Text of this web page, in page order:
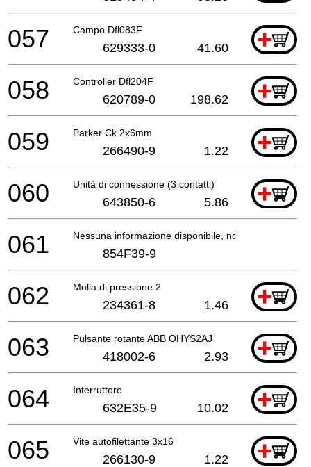
Campo Dfl083F +
057 629333-0 41.60
Controller Dfl204F +
058 620789-0 198.62
Parker Ck 2x6mm +
059 266490-9 1.22
Unità di connessione (3 contatti) +
060 643850-6 5.86
Nessuna informazione disponibile, non ordinabile
061 854F39-9
Molla di pressione 2 +
062 234361-8 1.46
Pulsante rotante ABB OHYS2AJ +
063 418002-6 2.93
Interruttore +
064 632E35-9 10.02
Vite autofilettante 3x16 +
065 266130-9 1.22